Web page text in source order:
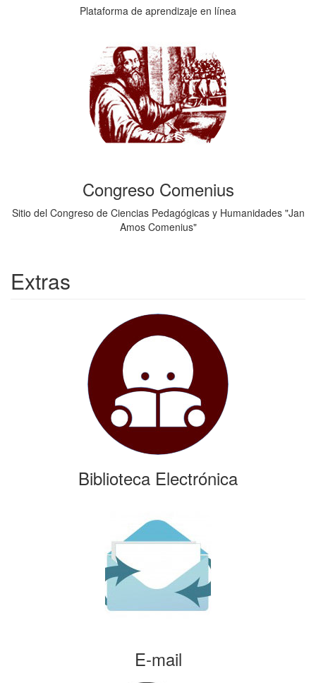
Plataforma de aprendizaje en línea
Congreso Comenius
Sitio del Congreso de Ciencias Pedagógicas y Humanidades "Jan
Amos Comenius"
Extras
Biblioteca Electrónica
E-mail